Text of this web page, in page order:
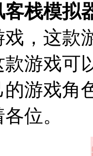
栈模拟
，这款
游戏可
的游戏角
位。